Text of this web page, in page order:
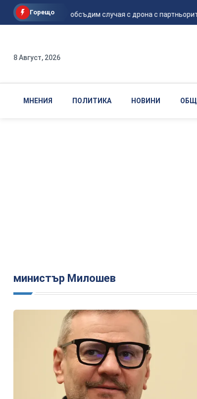
Горещо
Радев: Ще обсъдим случая с дрона с
8 Август, 2026
МНЕНИЯ ПОЛИТИКА НОВИНИ
министър Милошев